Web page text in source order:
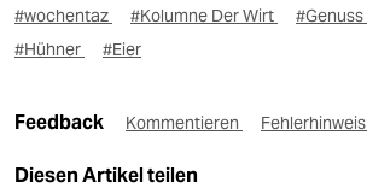
#wochentaz #Kolumne Der Wirt #Genuss
#Hühner
#Eier
Feedback Kommentieren Fehlerhinweis
Diesen Artikel teilen